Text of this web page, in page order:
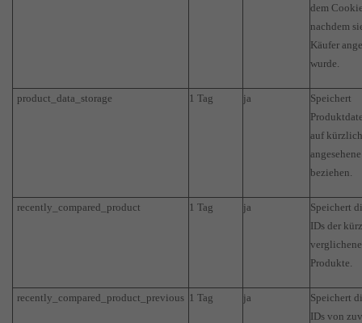
dem
nachdem
Käufer
wurde.
product_data_storage 1 Tag ja
Speichert
auf kürzlich
beziehen.
recently_compared_product 1 Tag ja
Speichert
IDs der
Produkte.
recently_compared_product_previous 1 Tag ja
Speichert
IDs von